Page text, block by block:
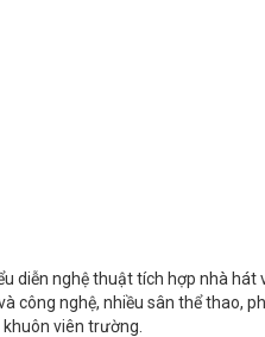
diễn nghệ thuật tích hợp nhà hát
công nghệ, nhiều sân thể thao,
viên trường.